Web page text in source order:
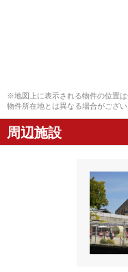
※地図上に表示される物件の位置
物件所在地とは異なる場合がござい
周辺施設